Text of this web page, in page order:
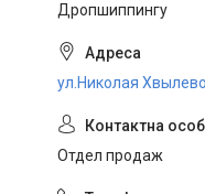
Дропшиппингу
ул.Николая
Отдел продаж